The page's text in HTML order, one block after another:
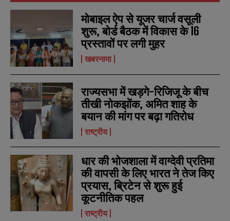
N
a
m
e
*
E
m
a
N
a
m
e
*
E
m
a
मोबाइल ऐप से यूजर चार्ज वसूली
शुरू, बोर्ड बैठक में विकास के 16
प्रस्तावों पर लगी मुहर
खबरनामा
राज्यसभा में खड़गे-रिजिजू के बीच
तीखी नोकझोंक, अमित शाह के
बयान की मांग पर बढ़ा गतिरोध
राष्ट्रीय
धार की भोजशाला में वाग्देवी प्रतिमा
की वापसी के लिए भारत ने तेज किए
प्रयास, ब्रिटेन से शुरू हुई
कूटनीतिक पहल
राष्ट्रीय